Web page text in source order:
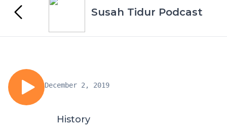
Susah Tidur Podcast
December 2, 2019
History